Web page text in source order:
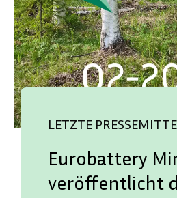
LETZTE
Eurobattery
veröffentlicht